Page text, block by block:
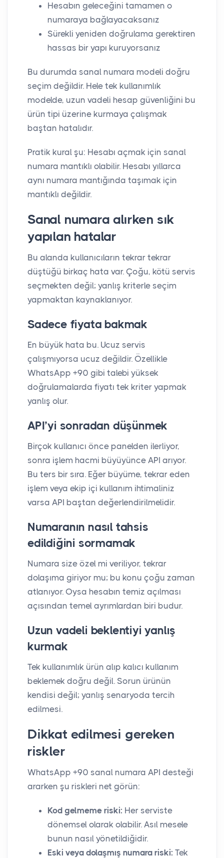
Hesabın geleceğini tamamen o
numaraya bağlayacaksanız
Sürekli yeniden doğrulama gerektiren
hassas bir yapı kuruyorsanız
Bu durumda sanal numara modeli doğru
seçim değildir. Hele tek kullanımlık
modelde, uzun vadeli hesap güvenliğini bu
ürün tipi üzerine kurmaya çalışmak
baştan hatalıdır.
Pratik kural şu: Hesabı açmak için sanal
numara mantıklı olabilir. Hesabı yıllarca
aynı numara mantığında taşımak için
mantıklı değildir.
Sanal numara alırken sık
yapılan hatalar
Bu alanda kullanıcıların tekrar tekrar
düştüğü birkaç hata var. Çoğu, kötü servis
seçmekten değil; yanlış kriterle seçim
yapmaktan kaynaklanıyor.
Sadece fiyata bakmak
En büyük hata bu. Ucuz servis
çalışmıyorsa ucuz değildir. Özellikle
WhatsApp +90 gibi talebi yüksek
doğrulamalarda fiyatı tek kriter yapmak
yanlış olur.
API’yi sonradan düşünmek
Birçok kullanıcı önce panelden ilerliyor,
sonra işlem hacmi büyüyünce API arıyor.
Bu ters bir sıra. Eğer büyüme, tekrar eden
işlem veya ekip içi kullanım ihtimaliniz
varsa API baştan değerlendirilmelidir.
Numaranın nasıl tahsis
edildiğini sormamak
Numara size özel mi veriliyor, tekrar
dolaşıma giriyor mu; bu konu çoğu zaman
atlanıyor. Oysa hesabın temiz açılması
açısından temel ayrımlardan biri budur.
Uzun vadeli beklentiyi yanlış
kurmak
Tek kullanımlık ürün alıp kalıcı kullanım
beklemek doğru değil. Sorun ürünün
kendisi değil; yanlış senaryoda tercih
edilmesi.
Dikkat edilmesi gereken
riskler
WhatsApp +90 sanal numara API desteği
ararken şu riskleri net görün:
Kod gelmeme riski: Her serviste
dönemsel olarak olabilir. Asıl mesele
bunun nasıl yönetildiğidir.
Eski veya dolaşmış numara riski: Tek